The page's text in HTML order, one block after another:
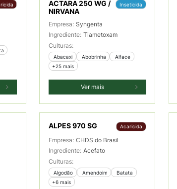
ACTARA 250 WG /
NIRVANA
Inseticida
Empresa: Syngenta
Ingrediente: Tiametoxam
Culturas:
Abacaxi Abobrinha
Alface
+25 mais
Ver mais
ALPES 970 SG Acaricida
Empresa: CHDS do Brasil
Ingrediente: Acefato
Culturas:
Algodão Amendoim
Batata
+6 mais